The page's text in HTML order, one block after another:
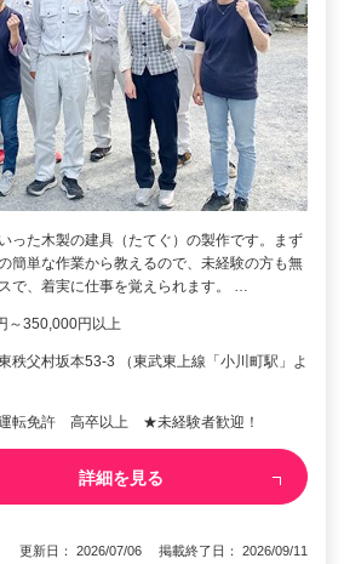
った木製の建具（たてぐ）の製作です。まず
簡単な作業から教えるので、未経験の方も無
で、着実に仕事を覚えられます。 …
～350,000円以上
秩父村坂本53-3 （東武東上線「小川町駅」よ
転免許 高卒以上 ★未経験者歓迎！
詳細を見る
更新日： 2026/07/06 掲載終了日： 2026/09/11